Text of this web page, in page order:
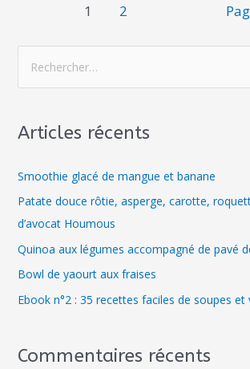
1 2
Articles récents
Smoothie glacé de mangue et banane
Patate douce rôtie, asperge, carotte,
d’avocat Houmous
Quinoa aux légumes accompagné de pavé
Bowl de yaourt aux fraises
Ebook n°2 : 35 recettes faciles de soupes et
Commentaires récents